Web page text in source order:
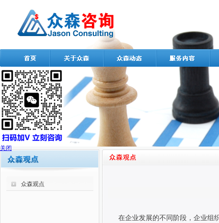
众森观点
在企业发展的不同阶段，企业组
关闭